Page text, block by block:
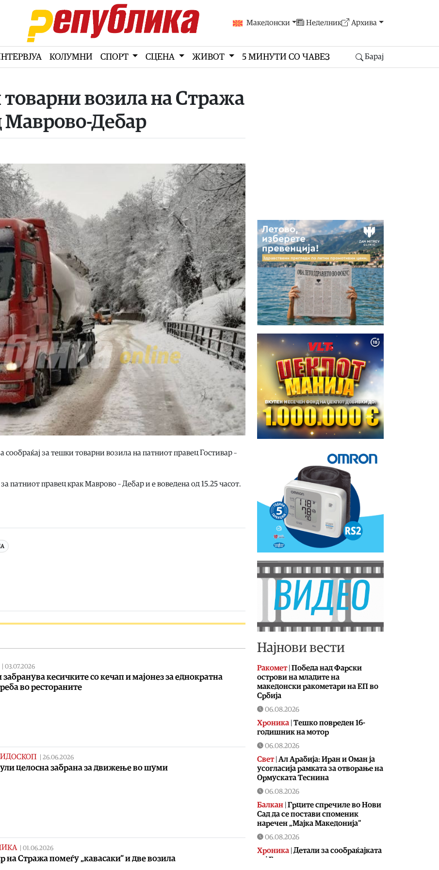
Македонски Неделник Архива
КОЛУМНИ СПОРТ СЦЕНА ЖИВОТ 5 МИНУТИ СО ЧАВЕЗ Барај
возила на Стража
Маврово-Дебар
за тешки товарни возила на патниот правец Гостивар –
правец крак Маврово – Дебар и е воведена од 15.25 часот.
03.07.2026
забранува кесичките со кечап и мајонез за еднократна
во рестораните
26.06.2026
целосна забрана за движење во шуми
01.06.2026
на Стража помеѓу „кавасаки“ и две возила
Најнови вести
Ракомет| Победа над Фарски
острови на младите на
македонски ракометари на ЕП во
Србија
06.08.2026
Хроника | Тешко повреден 16-
годишник на мотор
06.08.2026
Свет| Ал Арабија: Иран и Оман ја
усогласија рамката за отворање на
Ормуската Теснина
06.08.2026
Балкан | Грците спречиле во Нови
Сад да се постави споменик
наречен „Мајка Македонија“
06.08.2026
Хроника | Детали за сообраќајката
кај Битола, познат идентитетот на